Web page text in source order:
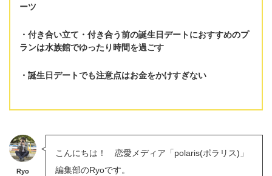
ーツ
付き合い立て・付き合う前の誕生日デートにおすすめのプ
ランは水族館でゆったり時間を過ごす
誕生日デートでも注意点はお金をかけすぎない
Ryo
こんにちは！ 恋愛メディア「polaris(ポラリス)」
編集部のRyoです。